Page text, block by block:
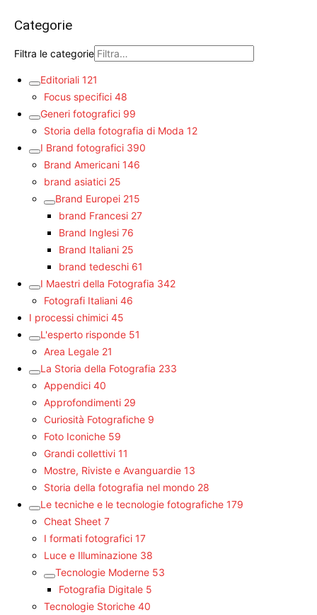
Categorie
Filtra le categorie
Editoriali 121
Focus specifici 48
Generi fotografici 99
Storia della fotografia di Moda 12
I Brand fotografici 390
Brand Americani 146
brand asiatici 25
Brand Europei 215
brand Francesi 27
Brand Inglesi 76
Brand Italiani 25
brand tedeschi 61
I Maestri della Fotografia 342
Fotografi Italiani 46
I processi chimici 45
L'esperto risponde 51
Area Legale 21
La Storia della Fotografia 233
Appendici 40
Approfondimenti 29
Curiosità Fotografiche 9
Foto Iconiche 59
Grandi collettivi 11
Mostre, Riviste e Avanguardie 13
Storia della fotografia nel mondo 28
Le tecniche e le tecnologie fotografiche 179
Cheat Sheet 7
I formati fotografici 17
Luce e Illuminazione 38
Tecnologie Moderne 53
Fotografia Digitale 5
Tecnologie Storiche 40